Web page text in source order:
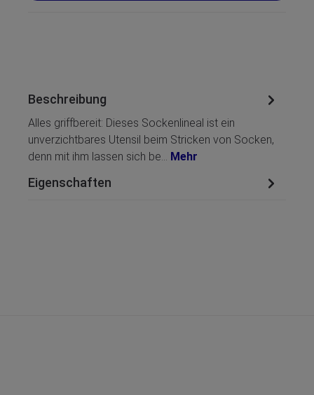
Beschreibung
Alles griffbereit: Dieses Sockenlineal ist ein
unverzichtbares Utensil beim Stricken von Socken,
denn mit ihm lassen sich be… Mehr
Eigenschaften